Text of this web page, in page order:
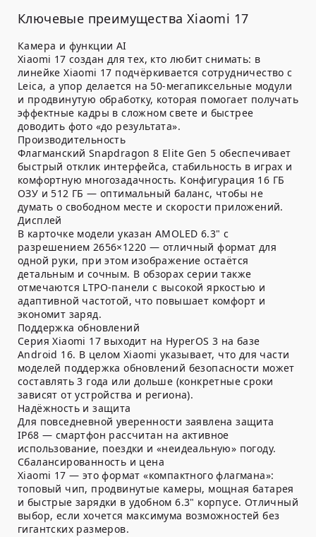
Ключевые преимущества Xiaomi 17
Камера и функции AI
Xiaomi 17 создан для тех, кто любит снимать: в
линейке Xiaomi 17 подчёркивается сотрудничество с
Leica, а упор делается на 50-мегапиксельные модули
и продвинутую обработку, которая помогает получать
эффектные кадры в сложном свете и быстрее
доводить фото «до результата».
Производительность
Флагманский Snapdragon 8 Elite Gen 5 обеспечивает
быстрый отклик интерфейса, стабильность в играх и
комфортную многозадачность. Конфигурация 16 ГБ
ОЗУ и 512 ГБ — оптимальный баланс, чтобы не
думать о свободном месте и скорости приложений.
Дисплей
В карточке модели указан AMOLED 6.3" с
разрешением 2656×1220 — отличный формат для
одной руки, при этом изображение остаётся
детальным и сочным. В обзорах серии также
отмечаются LTPO-панели с высокой яркостью и
адаптивной частотой, что повышает комфорт и
экономит заряд.
Поддержка обновлений
Серия Xiaomi 17 выходит на HyperOS 3 на базе
Android 16. В целом Xiaomi указывает, что для части
моделей поддержка обновлений безопасности может
составлять3 года или дольше (конкретные сроки
зависят от устройства и региона).
Надёжность и защита
Для повседневной уверенности заявлена защита
IP68 — смартфон рассчитан на активное
использование, поездки и «неидеальную» погоду.
Сбалансированность и цена
Xiaomi 17 — это формат «компактного флагмана»:
топовый чип, продвинутые камеры, мощная батарея
и быстрые зарядки в удобном 6.3" корпусе. Отличный
выбор, если хочется максимума возможностей без
гигантских размеров.